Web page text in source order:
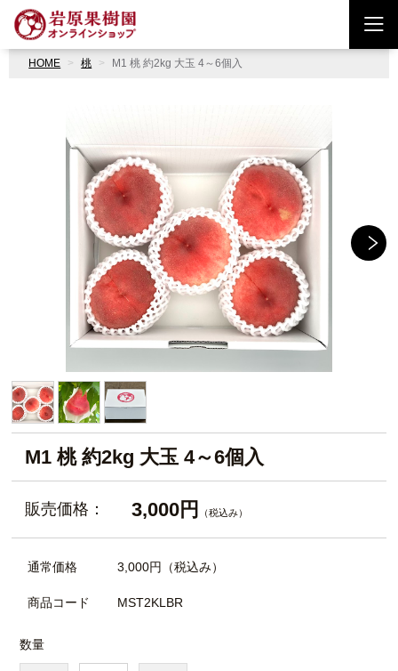
HOME 桃 M1 桃 約2kg 大玉 4～6個入
M1 桃 約2kg 大玉 4～6個入
販売価格： 3,000円 （税込み）
通常価格 3,000円 （税込み）
商品コード MST2KLBR
数量